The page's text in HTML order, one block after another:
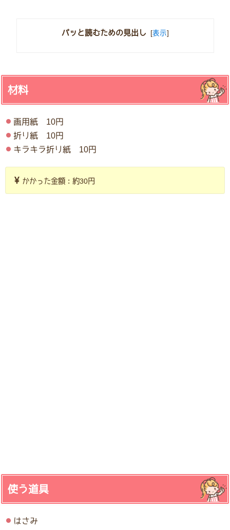
パッと読むための見出し [表示]
材料
画用紙 10円
折り紙 10円
キラキラ折り紙 10円
かかった金額：約30円
使う道具
はさみ